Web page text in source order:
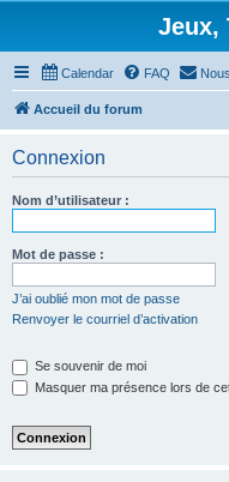
Jeux,
Calendar FAQ
Accueil du forum
Connexion
Nom d’utilisateur :
Mot de passe :
J’ai oublié mon mot de passe
Renvoyer le courriel d’activation
Se souvenir de moi
Masquer ma présence lors de